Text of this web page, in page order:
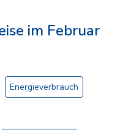
im Februar
Energieverbrauch